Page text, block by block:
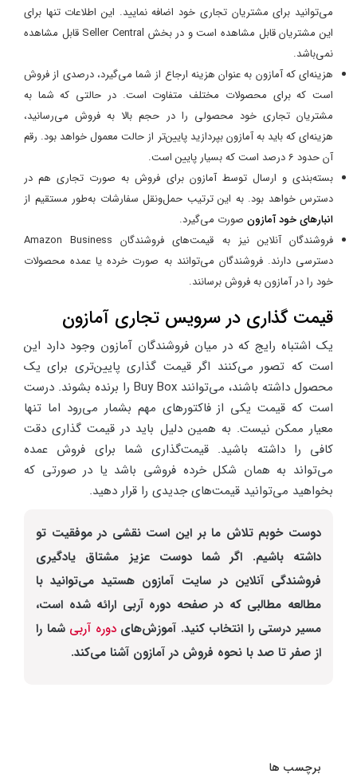
می‌توانید برای مشتریان تجاری خود اضافه نمایید. این اطلاعات تنها برای
این مشتریان قابل مشاهده است و در بخش Seller Central قابل مشاهده
نمی‌باشد.
هزینه‌ای که آمازون به عنوان هزینه ارجاع از شما می‌گیرد، درصدی از فروش
است که برای محصولات مختلف متفاوت است. در حالتی که شما به
مشتریان تجاری خود محصولی را در حجم بالا به فروش می‌رسانید،
هزینه‌ای که باید به آمازون بپردازید پایین‌تر از حالت معمول خواهد بود. رقم
آن حدود 6 درصد است که بسیار پایین است.
بسته‌بندی و ارسال توسط آمازون برای فروش به صورت تجاری هم در
دسترس خواهد بود. به این ترتیب حمل‌ونقل سفارشات به‌طور مستقیم از
انبارهای خود آمازون صورت می‌گیرد.
فروشندگان آنلاین نیز به قیمت‌های فروشندگان Amazon Business
دسترسی دارند. فروشندگان می‌توانند به صورت خرده یا عمده محصولات
خود را در آمازون به فروش برسانند.
قیمت گذاری در سرویس تجاری آمازون
یک اشتباه رایج که در میان فروشندگان آمازون وجود دارد این
است که تصور می‌کنند اگر قیمت گذاری پایین‌تری برای یک
محصول داشته باشند، می‌توانند Buy Box را برنده بشوند. درست
است که قیمت یکی از فاکتورهای مهم بشمار می‌رود اما تنها
معیار ممکن نیست. به همین دلیل باید در قیمت گذاری دقت
کافی را داشته باشید. قیمت‌گذاری شما برای فروش عمده
می‌تواند به همان شکل خرده فروشی باشد یا در صورتی که
بخواهید می‌توانید قیمت‌های جدیدی را قرار دهید.
دوست خوبم تلاش ما بر این است نقشی در موفقیت تو
داشته باشیم. اگر شما دوست عزیز مشتاق یادگیری
فروشندگی آنلاین در سایت آمازون هستید می‌توانید با
مطالعه مطالبی که در صفحه دوره آربی ارائه شده است،
مسیر درستی را انتخاب کنید. آموزش‌هایدوره آربی شما را
از صفر تا صد با نحوه فروش در آمازون آشنا می‌کند.
برچسب ها